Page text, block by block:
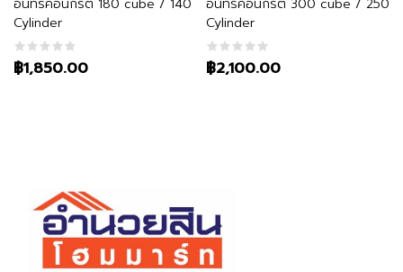
อินทรีคอนกรีต 180 cube / 140
Cylinder
฿1,850.00
อินทรีคอนกรีต 300 cube / 250
Cylinder
฿2,100.00